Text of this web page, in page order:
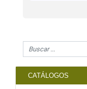
Search for
CATÁLOGOS